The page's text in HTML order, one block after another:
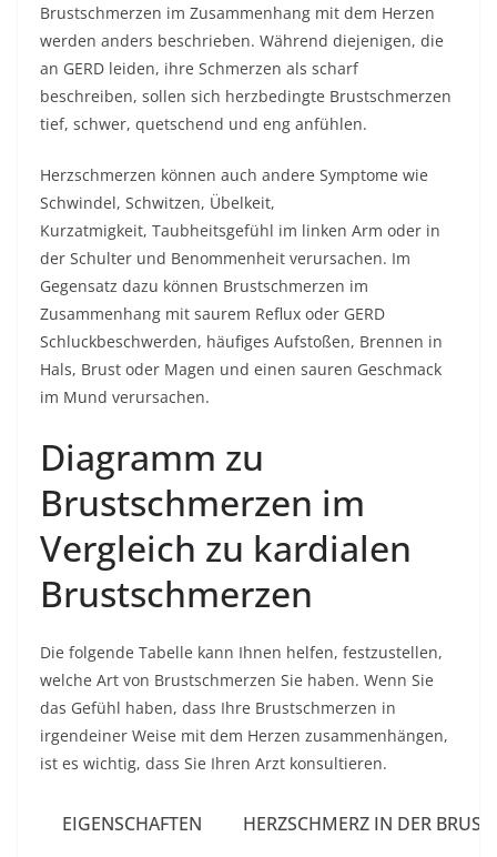
Brustschmerzen im Zusammenhang mit dem Herzen
werden anders beschrieben. Während diejenigen, die
an GERD leiden, ihre Schmerzen als scharf
beschreiben, sollen sich herzbedingte Brustschmerzen
tief, schwer, quetschend und eng anfühlen.
Herzschmerzen können auch andere Symptome wie
Schwindel, Schwitzen, Übelkeit,
Kurzatmigkeit, Taubheitsgefühl im linken Arm oder in
der Schulter und Benommenheit verursachen. Im
Gegensatz dazu können Brustschmerzen im
Zusammenhang mit saurem Reflux oder GERD
Schluckbeschwerden, häufiges Aufstoßen, Brennen in
Hals, Brust oder Magen und einen sauren Geschmack
im Mund verursachen.
Diagramm zu
Brustschmerzen im
Vergleich zu kardialen
Brustschmerzen
Die folgende Tabelle kann Ihnen helfen, festzustellen,
welche Art von Brustschmerzen Sie haben. Wenn Sie
das Gefühl haben, dass Ihre Brustschmerzen in
irgendeiner Weise mit dem Herzen zusammenhängen,
ist es wichtig, dass Sie Ihren Arzt konsultieren.
EIGENSCHAFTEN
HERZSCHMERZ IN DER BRUST